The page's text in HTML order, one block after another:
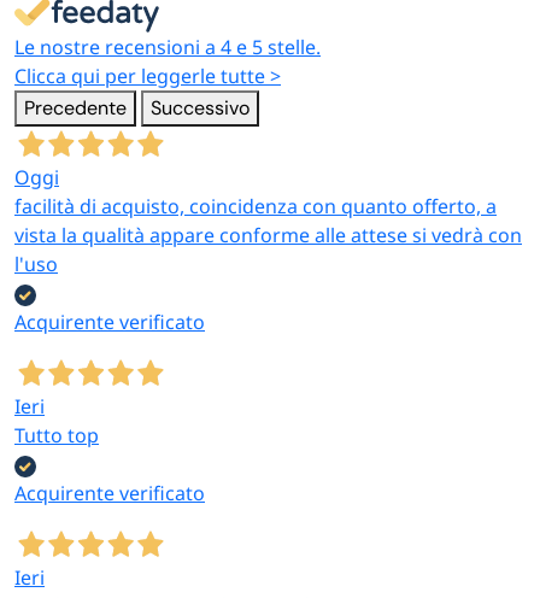
Le nostre recensioni a 4 e 5 stelle.
Clicca qui per leggerle tutte >
Precedente Successivo
Oggi
facilità di acquisto, coincidenza con quanto offerto, a
vista la qualità appare conforme alle attese si vedrà con
l'uso
Acquirente verificato
Ieri
Tutto top
Acquirente verificato
Ieri